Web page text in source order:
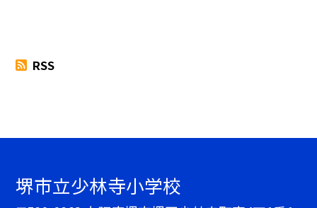
RSS
堺市立少林寺小学校